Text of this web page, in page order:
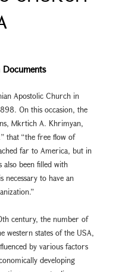
Apostolic Church in
On this occasion, the
Mkrtich A. Khrimyan,
that “the free flow of
far to America, but in
also been filled with
necessary to have an
century, the number of
western states of the USA,
by various factors
developing